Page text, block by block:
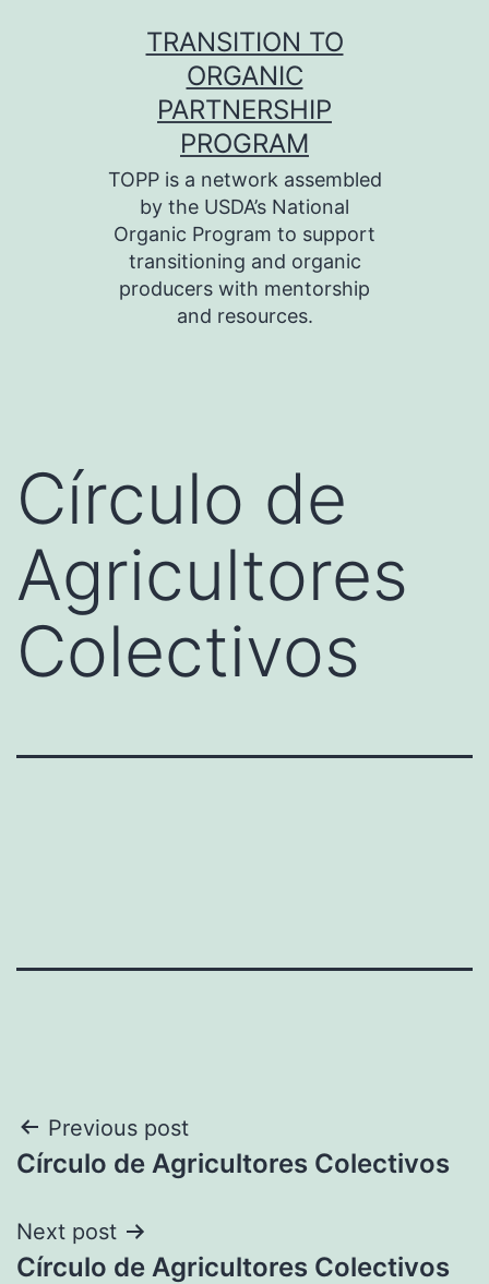
TRANSITION TO
ORGANIC
PARTNERSHIP
PROGRAM
TOPP is a network assembled
by the USDA’s National
Organic Program to support
transitioning and organic
producers with mentorship
and resources.
Círculo de
Agricultores
Colectivos
Navegación
de
entradas
Previous post
Círculo de Agricultores Colectivos
Next post
Círculo de Agricultores Colectivos